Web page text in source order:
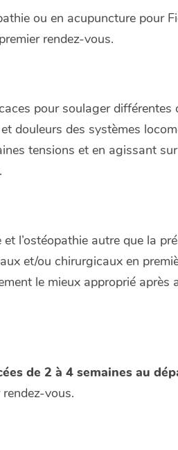
ou en acupuncture pour
rendez-vous.
pour soulager
douleurs des systèmes
tensions et en agissant
l’ostéopathie autre que la
et/ou chirurgicaux en
le mieux approprié après
de 2 à 4 semaines au
vous.